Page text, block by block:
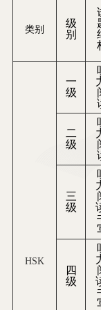
类别
级
别
HSK
一
级
二
级
三
级
四
级